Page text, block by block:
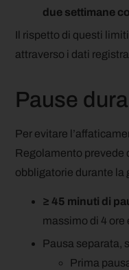
due settimane
Il rispetto di questi
attraverso i dati
Pause
Per evitare
Regolamento prevede
obbligatorie durante la
≥ 45 minuti di
massimo di 4
Pausa separata,
Prima